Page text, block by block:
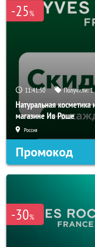
-25%
11:41:49 Получили:1
Натуральная
магазине Ив Роше
Россия
Промокод
-30%